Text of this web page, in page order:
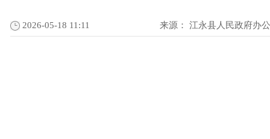
2026-05-18 11:11 来源： 江永县人民政府办